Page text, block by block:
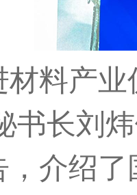
产业
书长刘
介绍